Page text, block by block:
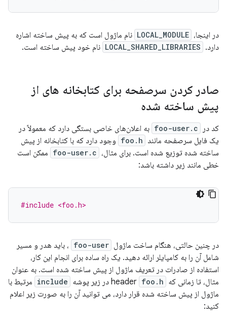
در اینجا، LOCAL_MODULE نام ماژول است که به پیش ساخته اشاره
دارد. LOCAL_SHARED_LIBRARIES نام خود پیش ساخته است.
صادر کردن سرصفحه برای کتابخانه های از
پیش ساخته شده
کد در foo-user.c به اعلان‌های خاصی بستگی دارد که معمولاً در
یک فایل سرصفحه مانند foo.h وجود دارد که با کتابخانه از پیش
ساخته شده توزیع شده است. برای مثال، foo-user.c ممکن است
خطی مانند زیر داشته باشد:
#include <foo.h>
در چنین حالتی، هنگام ساخت ماژول foo-user ، باید هدر و مسیر
شامل آن را به کامپایلر ارائه دهید. یک راه ساده برای انجام این کار،
استفاده از صادرات در تعریف ماژول از پیش ساخته شده است. به عنوان
مثال، تا زمانی که header foo.h در زیر پوشه include مرتبط با
ماژول از پیش ساخته شده قرار دارد، می توانید آن را به صورت زیر اعلام
کنید: